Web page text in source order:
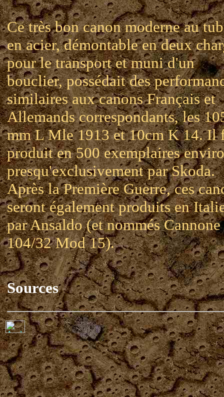
Ce très bon canon moderne au
en acier, démontable en deux
pour le transport et muni d'un
bouclier, possédait des
similaires aux canons Français et
Allemands correspondants, les
mm L Mle 1913 et 10cm K 14. Il
produit en 500 exemplaires
presqu'exclusivement par Skoda.
Après la Première Guerre, ces
seront également produits en
par Ansaldo (et nommés Cannone
104/32 Mod 15).
Sources